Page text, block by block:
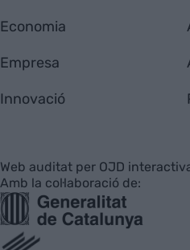
Economia
Empresa
Innovació
Web auditat per OJD
Amb la col·laboració de: